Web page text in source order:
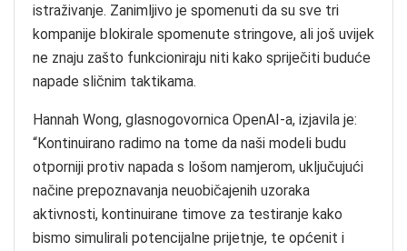
istraživanje. Zanimljivo je spomenuti da su sve tri
kompanije blokirale spomenute stringove, ali još uvijek
ne znaju zašto funkcioniraju niti kako spriječiti buduće
napade sličnim taktikama.
Hannah Wong, glasnogovornica OpenAI-a, izjavila je:
“Kontinuirano radimo na tome da naši modeli budu
otporniji protiv napada s lošom namjerom, uključujući
načine prepoznavanja neuobičajenih uzoraka
aktivnosti, kontinuirane timove za testiranje kako
bismo simulirali potencijalne prijetnje, te općenit i